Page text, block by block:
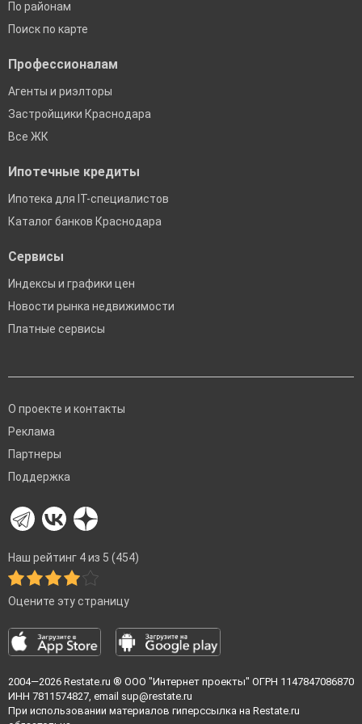
По районам
Поиск по карте
Профессионалам
Агенты и риэлторы
Застройщики Краснодара
Все ЖК
Ипотечные кредиты
Ипотека для IT-специалистов
Каталог банков Краснодара
Сервисы
Индексы и графики цен
Новости рынка недвижимости
Платные сервисы
О проекте и контакты
Реклама
Партнеры
Поддержка
Наш рейтинг 4 из 5 (454)
Оцените эту страницу
2004—2026 Restate.ru ® ООО "Интернет проекты" ОГРН 1147847086870
ИНН 7811574827, email sup@restate.ru
При использовании материалов гиперссылка на Restate.ru